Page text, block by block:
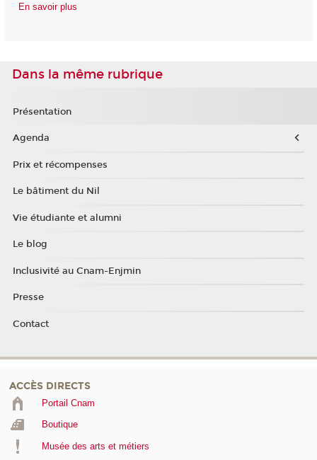
En savoir plus
Dans la même rubrique
Présentation
Agenda
Prix et récompenses
Le bâtiment du Nil
Vie étudiante et alumni
Le blog
Inclusivité au Cnam-Enjmin
Presse
Contact
ACCÈS DIRECTS
Portail Cnam
Boutique
Musée des arts et métiers